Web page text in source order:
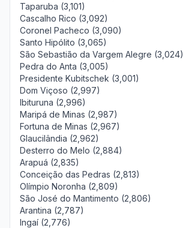
Taparuba (3,101)
Cascalho Rico (3,092)
Coronel Pacheco (3,090)
Santo Hipólito (3,065)
São Sebastião da Vargem Alegre (3,024)
Pedra do Anta (3,005)
Presidente Kubitschek (3,001)
Dom Viçoso (2,997)
Ibituruna (2,996)
Maripá de Minas (2,987)
Fortuna de Minas (2,967)
Glaucilândia (2,962)
Desterro do Melo (2,884)
Arapuá (2,835)
Conceição das Pedras (2,813)
Olímpio Noronha (2,809)
São José do Mantimento (2,806)
Arantina (2,787)
Ingaí (2,776)